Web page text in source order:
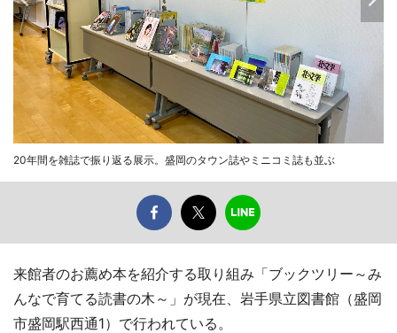
20年間を雑誌で振り返る展示。盛岡のタウン誌やミニコミ誌も並ぶ
来館者のお薦め本を紹介する取り組み「ブックツリー～み
んなで育てる読書の木～」が現在、岩手県立図書館（盛岡
市盛岡駅西通1）で行われている。